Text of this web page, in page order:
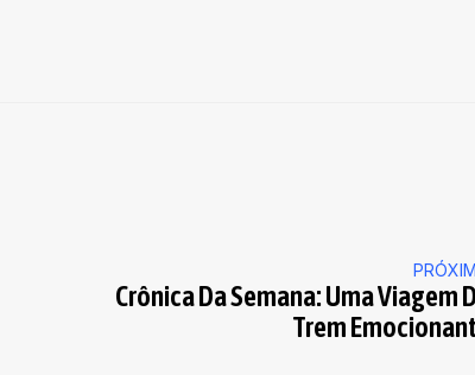
Crônica Da Semana: Uma Viagem
Trem